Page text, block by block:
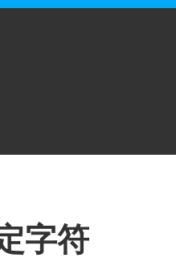
字符